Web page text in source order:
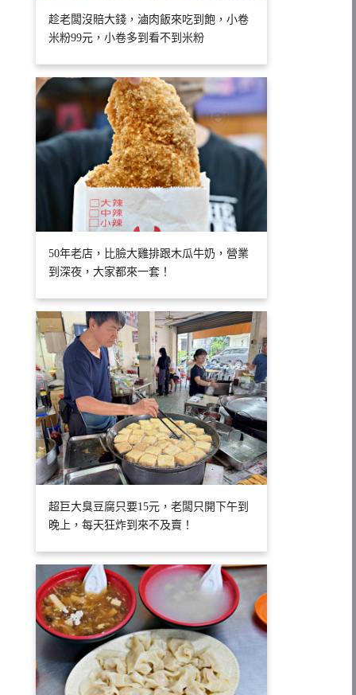
趁老闆沒賠大錢，滷肉飯來吃到飽，小卷
米粉99元，小卷多到看不到米粉
50年老店，比臉大雞排跟木瓜牛奶，營業
到深夜，大家都來一套！
超巨大臭豆腐只要15元，老闆只開下午到
晚上，每天狂炸到來不及賣！